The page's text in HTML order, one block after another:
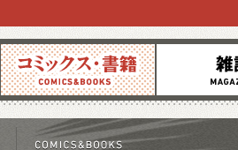
コミックス 雑誌